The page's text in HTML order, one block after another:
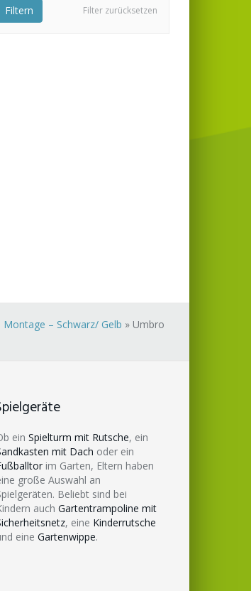
Filter zurücksetzen
Filtern
– Schwarz/ Gelb » Umbro
ein Spielturm mit Rutsche, ein
mit Dach oder ein
im Garten, Eltern haben
große Auswahl an
Beliebt sind bei
auch Gartentrampoline mit
, eine Kinderrutsche
eine Gartenwippe.